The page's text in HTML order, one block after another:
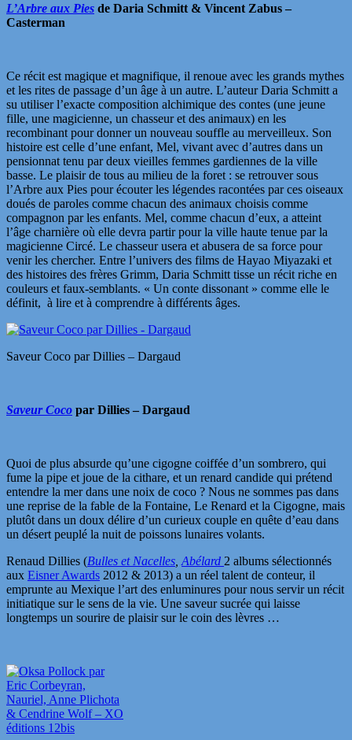
L’Arbre aux Pies de Daria Schmitt & Vincent Zabus –
Casterman
Ce récit est magique et magnifique, il renoue avec les grands mythes
et les rites de passage d’un âge à un autre. L’auteur Daria Schmitt a
su utiliser l’exacte composition alchimique des contes (une jeune
fille, une magicienne, un chasseur et des animaux) en les
recombinant pour donner un nouveau souffle au merveilleux. Son
histoire est celle d’une enfant, Mel, vivant avec d’autres dans un
pensionnat tenu par deux vieilles femmes gardiennes de la ville
basse. Le plaisir de tous au milieu de la foret : se retrouver sous
l’Arbre aux Pies pour écouter les légendes racontées par ces oiseaux
doués de paroles comme chacun des animaux choisis comme
compagnon par les enfants. Mel, comme chacun d’eux, a atteint
l’âge charnière où elle devra partir pour la ville haute tenue par la
magicienne Circé. Le chasseur usera et abusera de sa force pour
venir les chercher. Entre l’univers des films de Hayao Miyazaki et
des histoires des frères Grimm, Daria Schmitt tisse un récit riche en
couleurs et faux-semblants. « Un conte dissonant » comme elle le
définit, à lire et à comprendre à différents âges.
Saveur Coco par Dillies – Dargaud
Saveur Coco par Dillies – Dargaud
Quoi de plus absurde qu’une cigogne coiffée d’un sombrero, qui
fume la pipe et joue de la cithare, et un renard candide qui prétend
entendre la mer dans une noix de coco ? Nous ne sommes pas dans
une reprise de la fable de la Fontaine, Le Renard et la Cigogne, mais
plutôt dans un doux délire d’un curieux couple en quête d’eau dans
un désert peuplé la nuit de poissons lunaires volants.
Renaud Dillies (Bulles et Nacelles Abélard 2 albums sélectionnés
aux Eisner Awards 2012 & 2013) a un réel talent de conteur, il
emprunte au Mexique l’art des enluminures pour nous servir un récit
initiatique sur le sens de la vie. Une saveur sucrée qui laisse
longtemps un sourire de plaisir sur le coin des lèvres …